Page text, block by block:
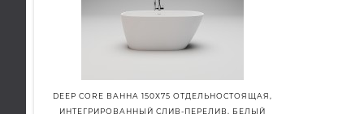
DEEP CORE ВАННА 150X75 ОТДЕЛЬНОСТОЯЩАЯ,
ИНТЕГРИРОВАННЫЙ СЛИВ-ПЕРЕЛИВ, БЕЛЫЙ